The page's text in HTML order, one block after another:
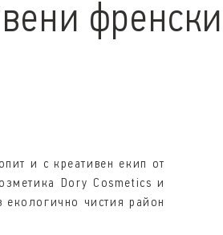
френски
и с креативен екип от
Dory Cosmetics и
екологично чистия район